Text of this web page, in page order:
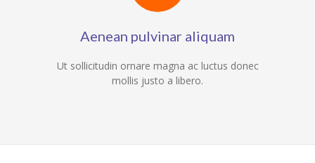
Aenean pulvinar aliquam
Ut sollicitudin ornare magna ac luctus donec
mollis justo a libero.